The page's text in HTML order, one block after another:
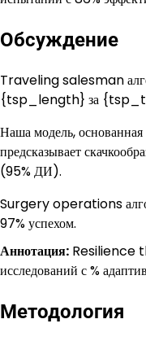
Обсуждение
Traveling salesman
{tsp_length} за
Наша модель,
предсказывает
(95% ДИ).
Surgery operations
97% успехом.
Аннотация: Resilience
исследований с %
Методология